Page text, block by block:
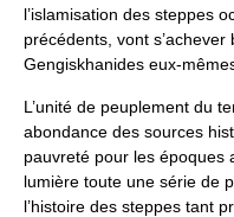
l’islamisation des steppes
précédents, vont
Gengiskhanides eux-
L’unité de peuplement du
abondance des sources
pauvreté pour les époques
lumière toute une série de
l’histoire des steppes tant